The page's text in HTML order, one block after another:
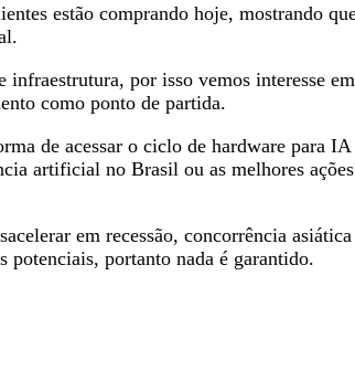
estão comprando hoje, mostrando
por isso vemos interesse
como ponto de partida.
de acessar o ciclo de hardware para
artificial no Brasil ou as melhores
em recessão, concorrência
potenciais, portanto nada é garantido.